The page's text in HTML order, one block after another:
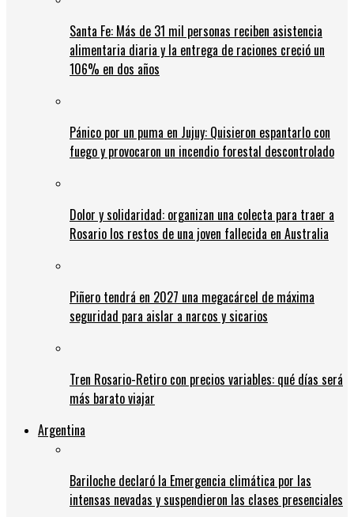
Santa Fe: Más de 31 mil personas reciben asistencia
alimentaria diaria y la entrega de raciones creció un
106% en dos años
Pánico por un puma en Jujuy: Quisieron espantarlo con
fuego y provocaron un incendio forestal descontrolado
Dolor y solidaridad: organizan una colecta para traer a
Rosario los restos de una joven fallecida en Australia
Piñero tendrá en 2027 una megacárcel de máxima
seguridad para aislar a narcos y sicarios
Tren Rosario-Retiro con precios variables: qué días será
más barato viajar
Argentina
Bariloche declaró la Emergencia climática por las
intensas nevadas y suspendieron las clases presenciales